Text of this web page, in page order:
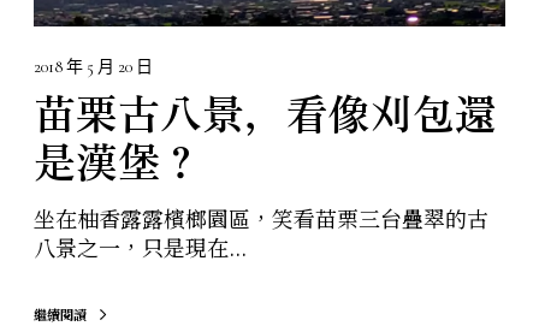
漢
堡
？
2018 年 5 月 20 日
苗栗古八景，看像刈包還
是漢堡？
坐在柚香露露檳榔園區，笑看苗栗三台疊翠的古
八景之一，只是現在...
繼續閱讀